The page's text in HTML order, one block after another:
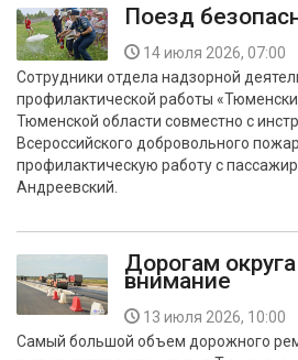
Поезд
14 июля 2026, 07:00
Сотрудники отдела надзорной
профилактической работы
Тюменской области совместно с
Всероссийского добровольного
профилактическую работу с
Андреевский.
Дорогам
внимание
13 июля 2026, 10:00
Самый большой объем дорожного